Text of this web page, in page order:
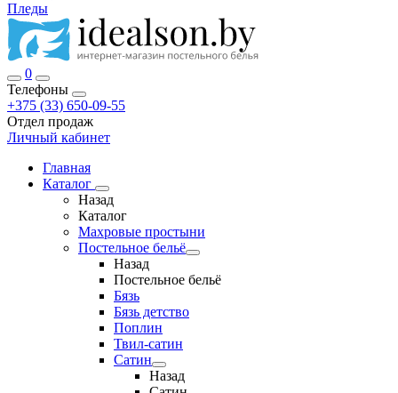
Пледы
0
Телефоны
+375 (33) 650-09-55
Отдел продаж
Личный кабинет
Главная
Каталог
Назад
Каталог
Махровые простыни
Постельное бельё
Назад
Постельное бельё
Бязь
Бязь детство
Поплин
Твил-сатин
Сатин
Назад